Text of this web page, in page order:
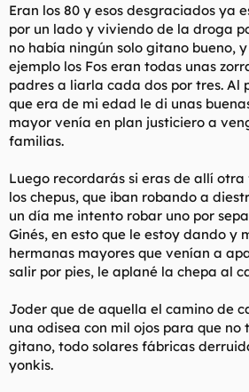
Eran los 80 y esos desgraciados ya
por un lado y viviendo de la droga
no había ningún solo gitano bueno,
ejemplo los Fos eran todas unas
padres a liarla cada dos por tres. Al
que era de mi edad le di unas
mayor venía en plan justiciero a
familias.
Luego recordarás si eras de allí
los chepus, que iban robando a
un día me intento robar uno por
Ginés, en esto que le estoy dando y
hermanas mayores que venían a
salir por pies, le aplané la chepa al
Joder que de aquella el camino de
una odisea con mil ojos para que no
gitano, todo solares fábricas
yonkis.